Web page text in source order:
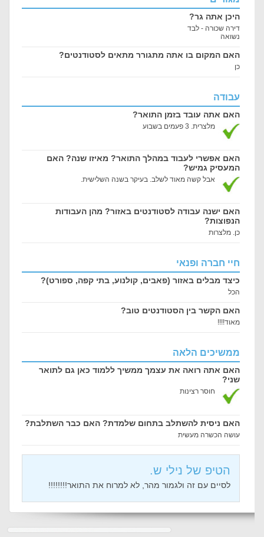
היכן אתה גר?
דירה שכורה - לבד
נשואה
האם המקום בו אתה מתגורר מתאים לסטודנטים?
כן
עבודה
האם אתה עובד בזמן התואר?
מלצרית. 3 פעמים בשבוע
האם אפשרי לעבוד במהלך התואר? מאיזו שנה? האם
המעסיק גמיש?
אבל קשה מאוד לשלב. בעיקר בשנה השלישית.
האם ישנה עבודה לסטודנטים באזור? מהן העבודות
הנפוצות?
כן. מלצרות
חיי חברה ופנאי
כיצד מבלים באזור (פאבים, קולנוע, בתי קפה, ספורט)?
הכל
האם הקשר בין הסטודנטים טוב?
מאוד!!!!
ממשיכים הלאה
האם אתה רואה את עצמך ממשיך ללמוד כאן גם לתואר
שני?
חוסר רצינות
האם ניסית להשתלב בתחום שלמדת? האם כבר השתלבת?
עושה הכשרה מעשית
הטיפ של נילי ש.
לסיים עם זה ולגמור מהר, לא למרוח את התואר!!!!!!!!